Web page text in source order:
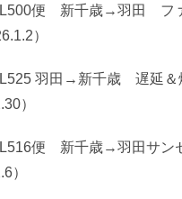
便 新千歳→羽田 フ
）
羽田→新千歳 遅延＆
）
便 新千歳→羽田サン
）